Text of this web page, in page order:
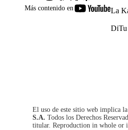
Más contenido en La
DiTu
El uso de este sitio web implica
S.A. Todos los Derechos
titular. Reproduction in whole or